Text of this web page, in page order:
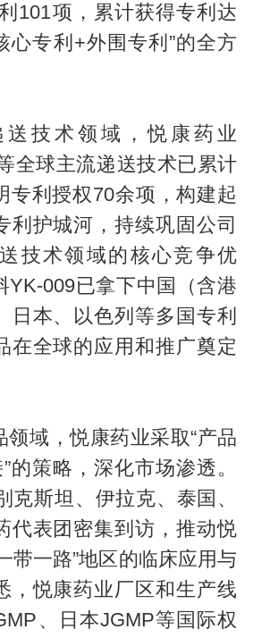
101项，累计获得专利达
心专利+外围专利”的全方
送技术领域，悦康药业
全球主流递送技术已累计
专利授权70余项，构建起
利护城河，持续巩固公司
技术领域的核心竞争优
YK-009已拿下中国（含港
日本、以色列等多国专利
在全球的应用和推广奠定
领域，悦康药业采取“产品
的策略，深化市场渗透。
克斯坦、伊拉克、泰国、
代表团密集到访，推动悦
带一路”地区的临床应用与
，悦康药业厂区和生产线
、日本JGMP等国际权